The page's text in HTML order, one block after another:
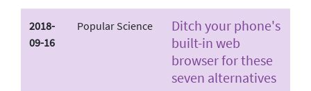
2018-
09-16
Popular Science
Ditch your phone's
built-in web
browser for these
seven alternatives